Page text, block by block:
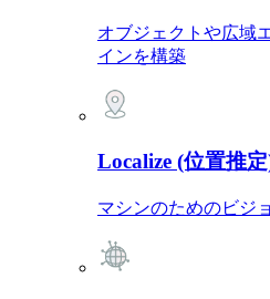
オブジェクトや広域
インを構築
Localize (位置推
マシンのためのビジ